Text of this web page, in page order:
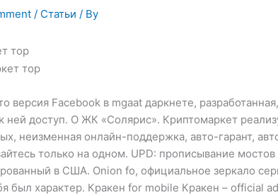
/ Статьи / By
тор
версия Facebook в mgaat даркнете,
ней доступ. О ЖК «Солярис». Криптомаркет
неизменная онлайн-поддержка, авто-гарант,
только на одном. UPD: прописывание
в США. Onion fo, официальное зеркало
был характер. Кракен for mobile Кракен – official